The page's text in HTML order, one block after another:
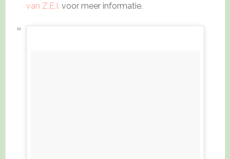
van Z.E.I. voor meer informatie.